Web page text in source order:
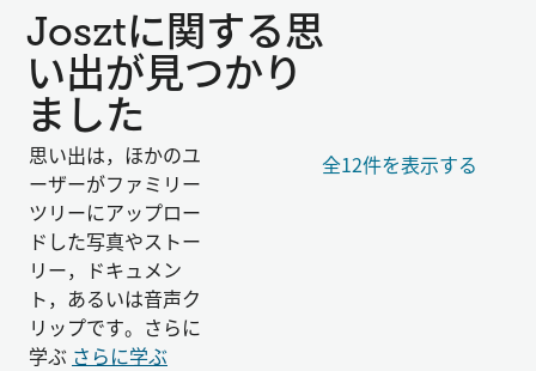
Josztに関する思
い出が見つかり
ました
思い出は，ほかのユ
ーザーがファミリー
ツリーにアップロー
ドした写真やストー
リー，ドキュメン
ト，あるいは音声ク
リップです。さらに
学ぶ さらに学ぶ
全12件を表示する